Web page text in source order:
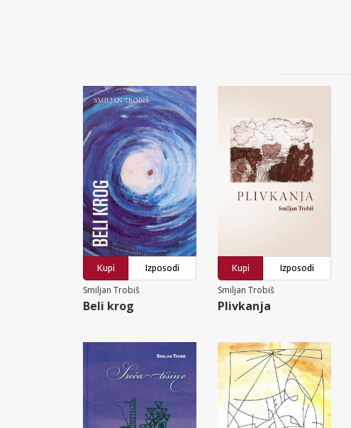
Kupi
Izposodi
Smiljan Trobiš
Beli krog
Kupi
Izposodi
Smiljan Trobiš
Plivkanja